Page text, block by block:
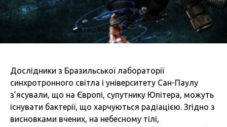
Дослідники з Бразильської лабораторії
синхротронного світла і університету Сан-Паулу
з’ясували, що на Європі, супутнику Юпітера, можуть
існувати бактерії, що харчуються радіацією. Згідно з
висновками вчених, на небесному тілі,